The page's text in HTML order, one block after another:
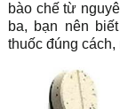
bào chế từ
ba, bạn nên
thuốc đúng